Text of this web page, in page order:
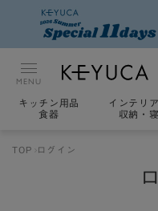
MENU
キッチン用品
食器
インテリ
収納・
TOP ログイン